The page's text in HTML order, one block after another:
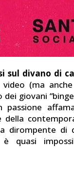
sul divano di
(ma
giovani
passione
della
dirompente
quasi